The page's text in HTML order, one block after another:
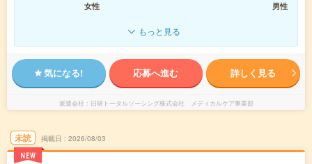
女性
男性
もっと見る
気になる! 応募へ進む 詳しく見る
派遣会社 日研トータルソーシング株式会社 メディカルケア事業部
未読
NEW
掲載日 2026/08/03